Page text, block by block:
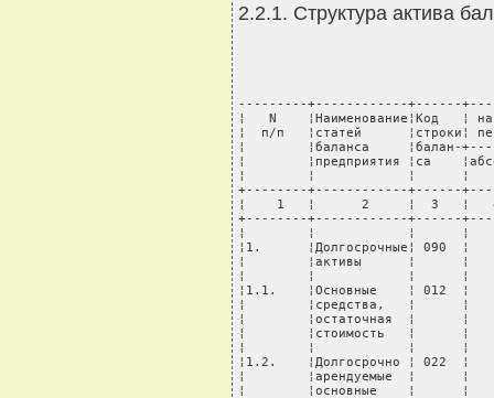
2.2.1. Структура актива
---------+------------+------
¦   N    ¦Наименование¦Код   ¦
¦  п/п   ¦статей      ¦строки¦
¦        ¦баланса     ¦балан-
¦        ¦предприятия ¦са
¦        ¦            ¦      ¦
+--------+------------+------
¦    1   ¦      2     ¦  3   ¦
+--------+------------+------
¦        ¦            ¦      ¦
¦1.      ¦Долгосрочные¦
¦        ¦активы      ¦
¦        ¦            ¦      ¦
¦1.1.    ¦Основные    ¦
¦        ¦средства,   ¦
¦        ¦остаточная  ¦
¦        ¦стоимость   ¦
¦        ¦            ¦      ¦
¦1.2.    ¦Долгосрочно ¦
¦        ¦арендуемые  ¦
¦        ¦основные    ¦